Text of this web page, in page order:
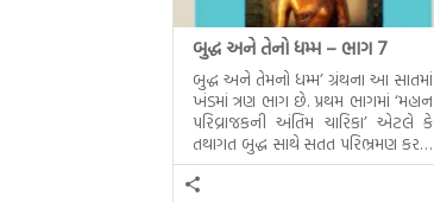
બુદ્ધ અને તેનો ધમ્મ – ભાગ 7
બુદ્ધ અને તેમનો ધમ્મ’ ગ્રંથના આ સાતમાં
ખંડમાં ત્રણ ભાગ છે. પ્રથમ ભાગમાં ‘મહાન
પરિવ્રાજકની અંતિમ ચારિકા’ એટલે કે
તથાગત બુદ્ધ સાથે સતત પરિભ્રમણ કરતા
સહચારીઓ સાથે ફરી એકવારની
મુલાકાત, બીજા ભાગમાં તથાગતે